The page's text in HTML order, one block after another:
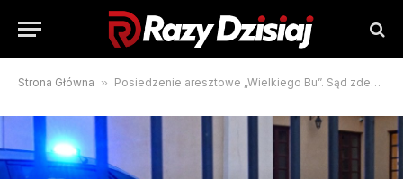
Strona Główna » Posiedzenie aresztowe „Wielkiego Bu”. Sąd zdecydował ws. Patryka M.